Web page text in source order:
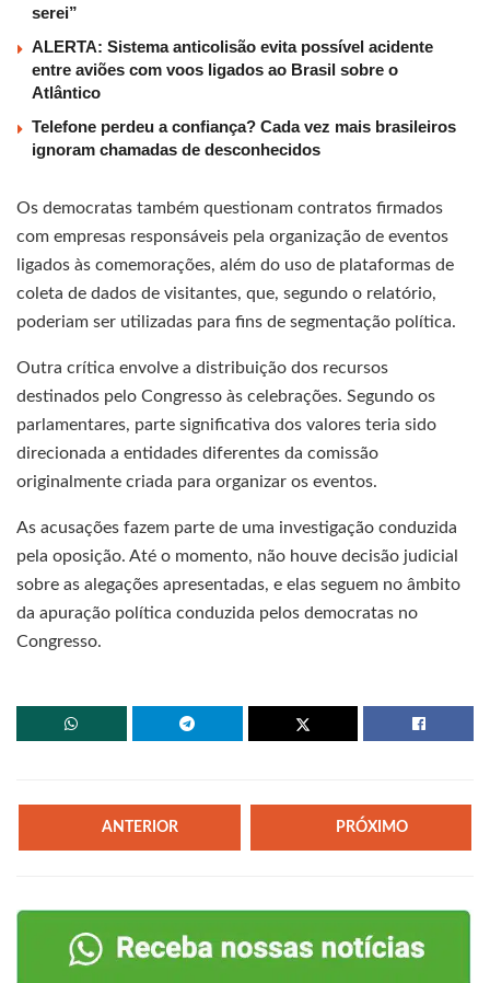
serei”
ALERTA: Sistema anticolisão evita possível acidente
entre aviões com voos ligados ao Brasil sobre o
Atlântico
Telefone perdeu a confiança? Cada vez mais brasileiros
ignoram chamadas de desconhecidos
Os democratas também questionam contratos firmados
com empresas responsáveis pela organização de eventos
ligados às comemorações, além do uso de plataformas de
coleta de dados de visitantes, que, segundo o relatório,
poderiam ser utilizadas para fins de segmentação política.
Outra crítica envolve a distribuição dos recursos
destinados pelo Congresso às celebrações. Segundo os
parlamentares, parte significativa dos valores teria sido
direcionada a entidades diferentes da comissão
originalmente criada para organizar os eventos.
As acusações fazem parte de uma investigação conduzida
pela oposição. Até o momento, não houve decisão judicial
sobre as alegações apresentadas, e elas seguem no âmbito
da apuração política conduzida pelos democratas no
Congresso.
ANTERIOR PRÓXIMO